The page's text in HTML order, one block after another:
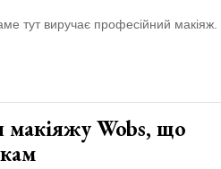
тут виручає професійний макіяж.
макіяжу Wobs, що